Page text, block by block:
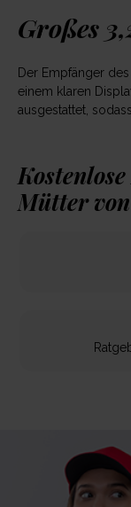
Großes
Der Empfänger
einem klaren
ausgestattet,
Mütter